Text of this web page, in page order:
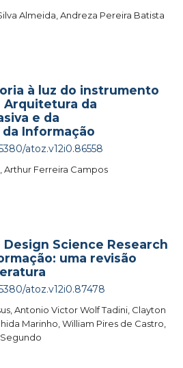
Almeida, Andreza Pereira Batista
à luz do instrumento
Arquitetura da
e da
Informação
atoz.v12i0.86558
Arthur Ferreira Campos
Science Research
uma revisão
atoz.v12i0.87478
Antonio Victor Wolf Tadini, Clayton
Marinho, William Pires de Castro,